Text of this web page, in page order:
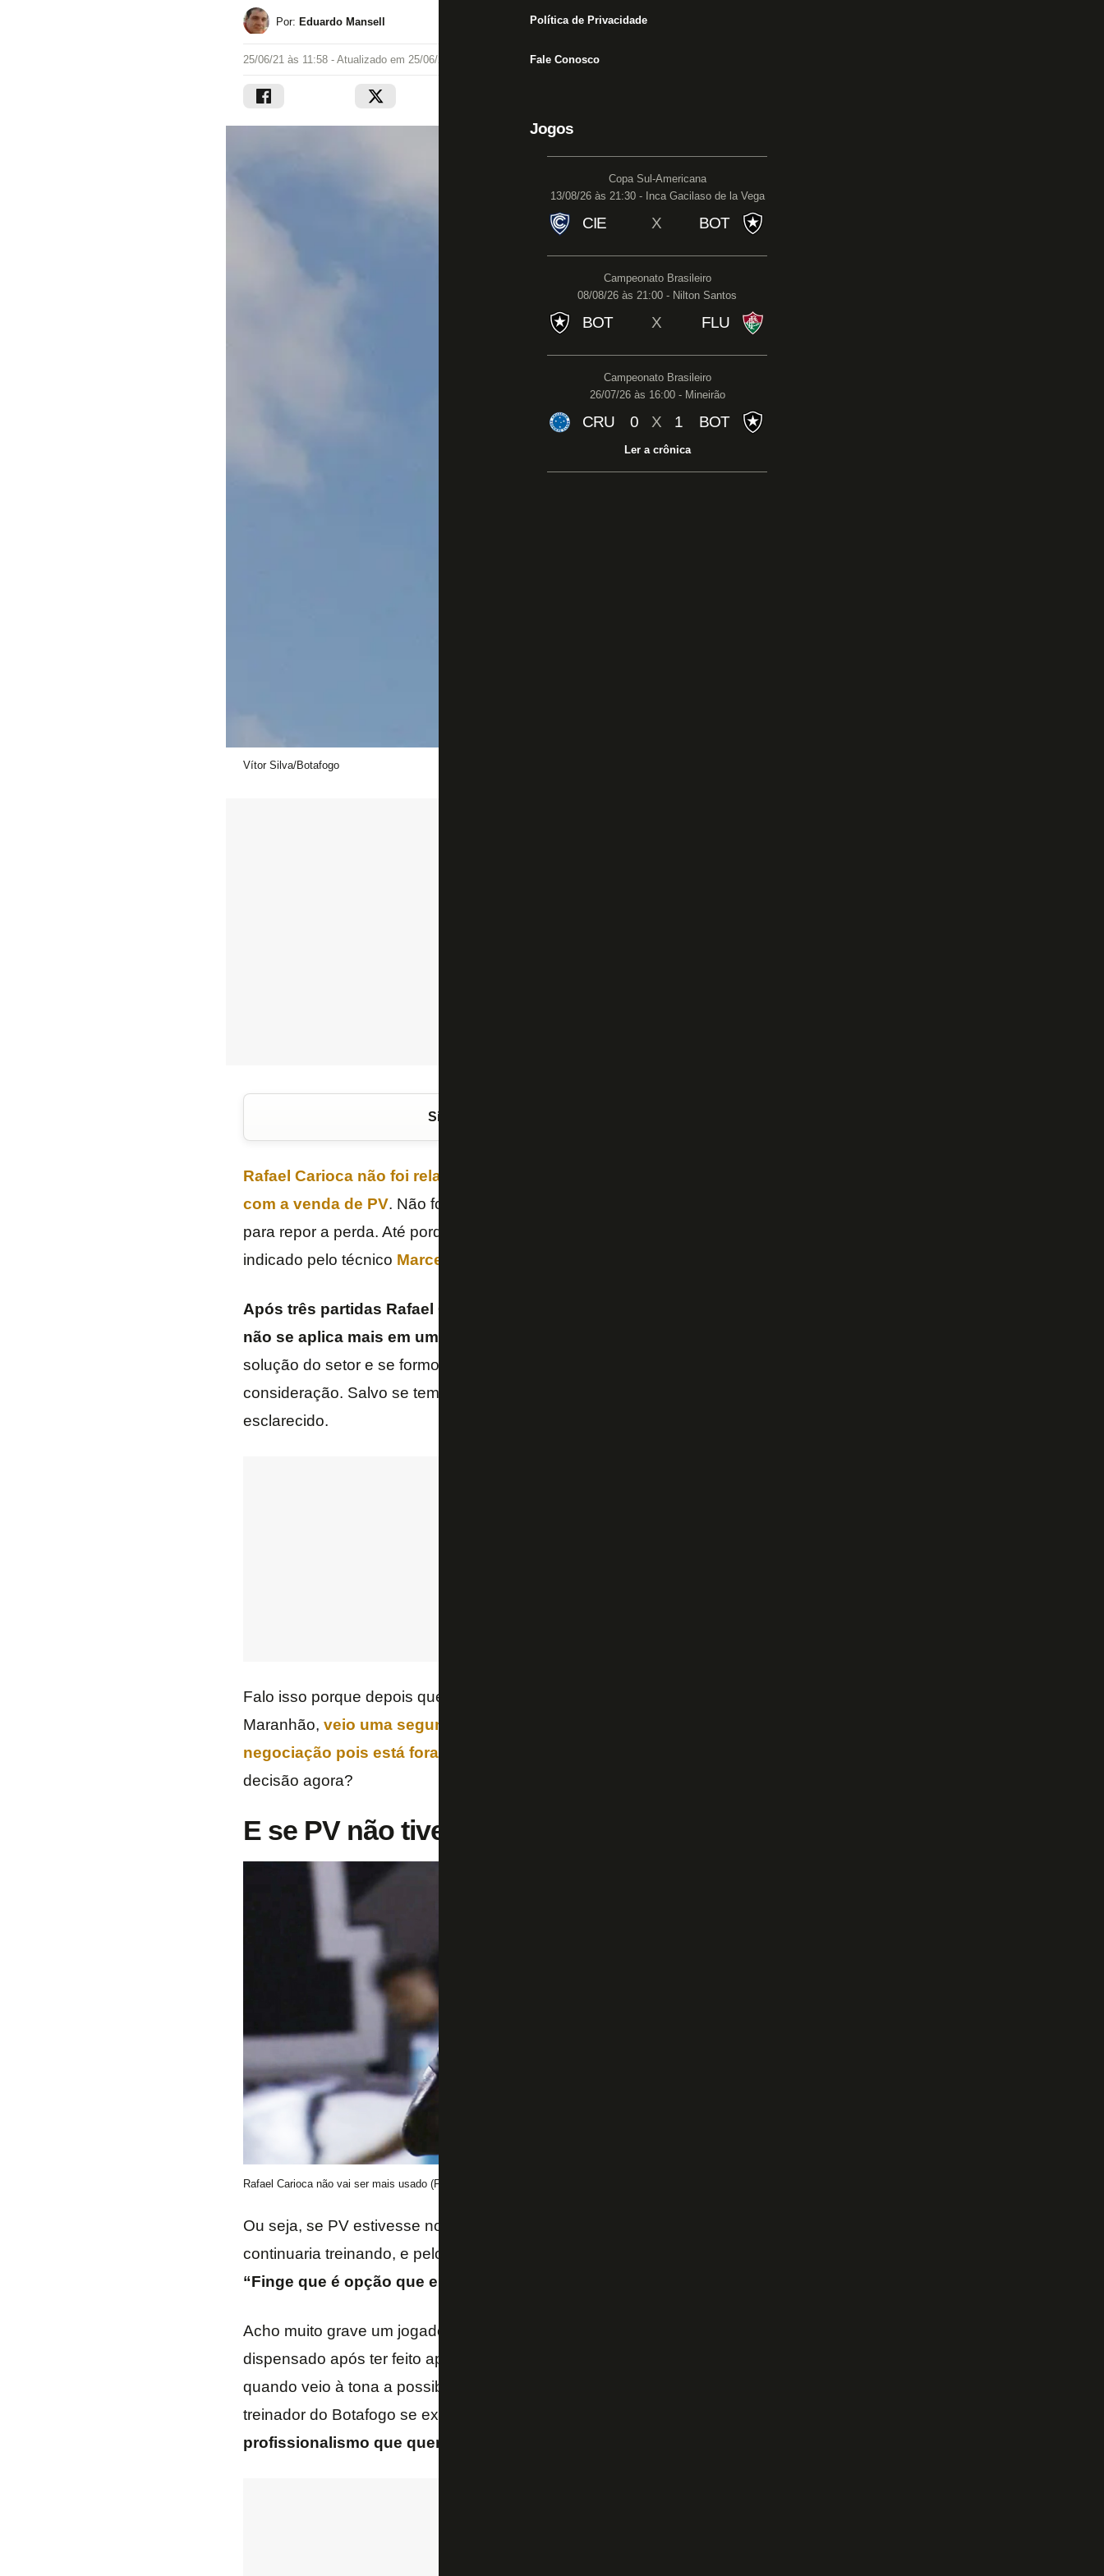
Política de Privacidade
Fale Conosco
Jogos
Copa Sul-Americana
13/08/26 às 21:30 - Inca Gacilaso de la Vega
CIE X BOT
Campeonato Brasileiro
08/08/26 às 21:00 - Nilton Santos
BOT X FLU
Campeonato Brasileiro
26/07/26 às 16:00 - Mineirão
CRU 0 X 1 BOT
Ler a crônica
Por: Eduardo Mansell
25/06/21 às 11:58 - Atualizado em 25/06/21 às 13:21
Vítor Silva/Botafogo
Siga o FogãoNET
Rafael Carioca não foi relacionado para o jogo contra o
com a venda de PV. Não foi entrar no mérito se ele é a melhor opção neste momento
para repor a perda. Até porque no meu entender não é. Entretanto o jogador foi
indicado pelo técnico Marcelo Chamusca
Após três partidas Rafael Carioca parece ter sido descartado. Mas isso é algo que
não se aplica mais em um clube profissional
solução do setor e se formos analisar sem parcialidade deveria ser levado em
consideração. Salvo se tem algo que não sabemos e que por isso mesmo precisa ser
esclarecido.
Falo isso porque depois que vazou a informação de que ele não viajaria para o
Maranhão, veio uma segunda dizendo que ele seria colocado à disposição para
negociação pois está fora dos planos de Chamusca
decisão agora?
E se PV não tivesse saído do Botafogo?
Rafael Carioca não vai ser mais usado (Foto: Reprodução/Premiere)
Ou seja, se PV estivesse no elenco e Rafael Carioca não voltasse a ser falado ele
continuaria treinando, e pelo visto mal, e recebendo salário?
“Finge que é opção que eu finjo que te escalo”?
Acho muito grave um jogador ser indicado pelo treinador e simplesmente ser
dispensado após ter feito apenas três jogos. Além disso ser dispensado somente
quando veio à tona a possibilidade de ser titular. Se não for essa a realidade que o
treinador do Botafogo se explique.
profissionalismo que queremos no clube